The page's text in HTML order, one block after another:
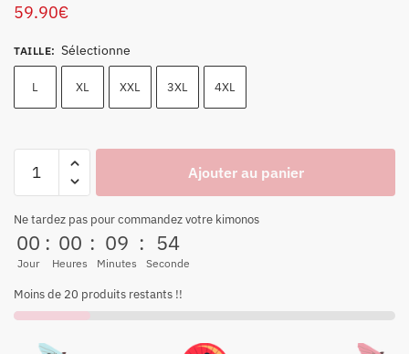
59.90€
TAILLE: Sélectionne
L XL XXL 3XL 4XL
Ajouter au panier
Ne tardez pas pour commandez votre kimonos
00
Jour
: 00
Heures
: 09
Minutes
: 54
Seconde
Moins de 20 produits restants !!